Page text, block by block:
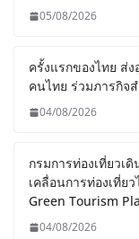
05/08/2026
ครั้งแรกของไทย ส่
คนไทย ร่วมภารกิจ
04/08/2026
กรมการท่องเที่ยวเ
เคลื่อนการท่องเที่ย
Green Tourism
04/08/2026